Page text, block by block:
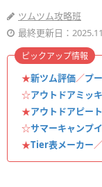
ツムツム攻略班
最終更新日：
★新ツム評価／プ
☆アウトドアミッ
★アウトドアピート
☆サマーキャンプ
★Tier表メーカー／
ピックアップ情報